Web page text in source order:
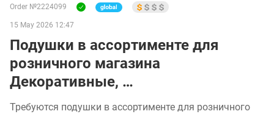
Order №2224099
15 May 2026 12:47
Подушки в ассортименте для
розничного магазина
Декоративные, …
Требуются подушки в ассортименте для розничного